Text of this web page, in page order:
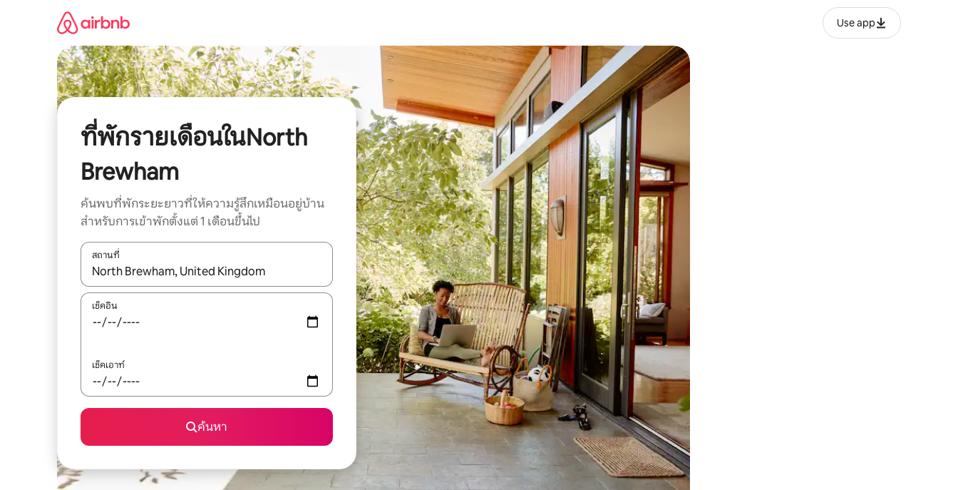
Use app
ที่พักรายเดือนในNorth
Brewham
ค้นพบที่พักระยะยาวที่ให้ความรู้สึกเหมือนอยู่บ้าน
สำหรับการเข้าพักตั้งแต่ 1 เดือนขึ้นไป
สถานที่
ใช้ลูกศรขึ้นลง หรือใช้การสัมผัสหรือปัด เพื่อสำรวจผลการค้นหา
เช็คอิน
เช็คเอาท์
ค้นหา